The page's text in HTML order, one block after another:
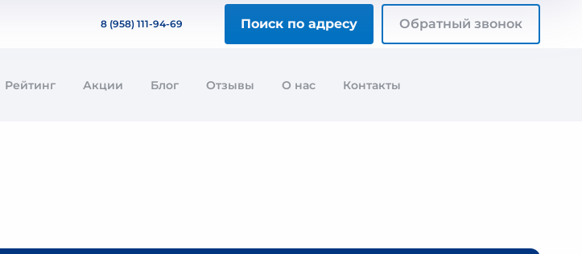
8 (958) 111-94-69 Поиск по адресу Обратный звонок
Рейтинг Акции Блог Отзывы О нас Контакты